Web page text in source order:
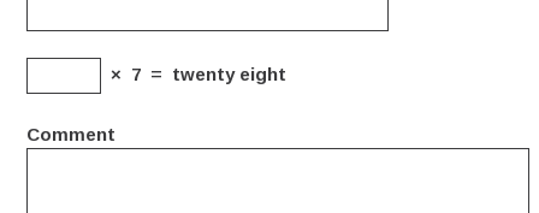
× 7 = twenty eight
Comment